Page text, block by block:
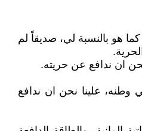
هو بالنسبة لي، صديقاً لم
ان ندافع عن حريته.
وطنه، علينا نحن ان ندافع